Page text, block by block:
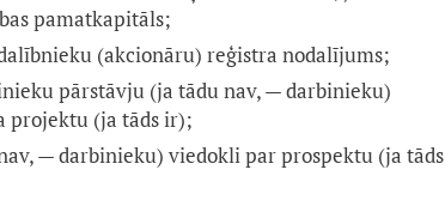
pamatkapitāls;
(akcionāru) reģistra nodalījums;
pārstāvju (ja tādu nav, — darbinieku)
projektu (ja tāds ir);
— darbinieku) viedokli par prospektu (ja tāds